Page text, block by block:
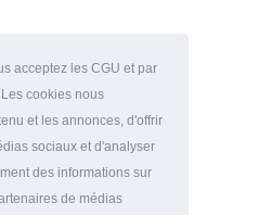
acceptez les CGU et par
cookies nous
et les annonces, d'offrir
sociaux et d'analyser
des informations sur
de médias